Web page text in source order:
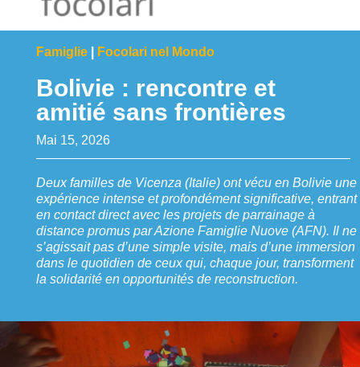
Famiglie| Focolari nel Mondo
Bolivie : rencontre et
amitié sans frontières
Mai 15, 2026
Deux familles de Vicenza (Italie) ont vécu en Bolivie une
expérience intense et profondément significative, entrant
en contact direct avec les projets de parrainage à
distance promus par Azione Famiglie Nuove (AFN). Il ne
s’agissait pas d’une simple visite, mais d’une immersion
dans le quotidien de ceux qui, chaque jour, transforment
la solidarité en opportunités de reconstruction.